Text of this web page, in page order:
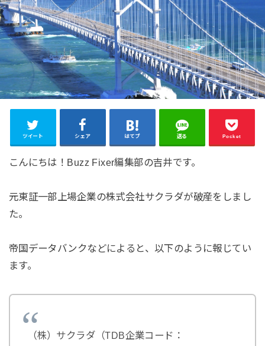
ツイート シェア はてブ 送る Pocket
こんにちは！Buzz Fixer編集部の吉井です。
元東証一部上場企業の株式会社サクラダが破産をしまし
た。
帝国データバンクなどによると、以下のように報じてい
ます。
（株）サクラダ（TDB企業コード：